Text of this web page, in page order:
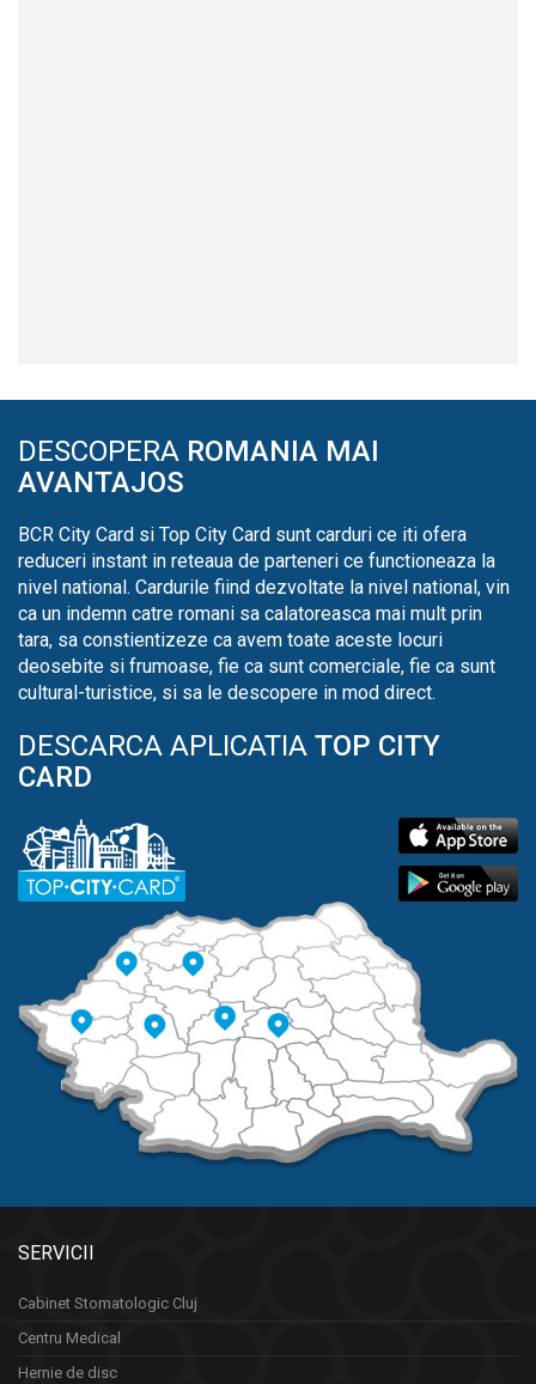
DESCOPERA ROMANIA MAI
AVANTAJOS
BCR City Card si Top City Card sunt carduri ce iti ofera
reduceri instant in reteaua de parteneri ce functioneaza la
nivel national. Cardurile fiind dezvoltate la nivel national, vin
ca un indemn catre romani sa calatoreasca mai mult prin
tara, sa constientizeze ca avem toate aceste locuri
deosebite si frumoase, fie ca sunt comerciale, fie ca sunt
cultural-turistice, si sa le descopere in mod direct.
DESCARCA APLICATIA TOP CITY
CARD
SERVICII
Cabinet Stomatologic Cluj
Centru Medical
Hernie de disc